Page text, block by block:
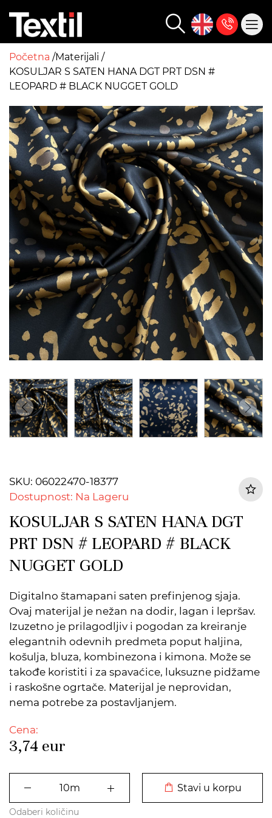
Početna Materijali
KOSULJAR S SATEN HANA DGT PRT DSN #
LEOPARD # BLACK NUGGET GOLD
SKU: 06022470-18377
Dostupnost: Na Lageru
KOSULJAR S SATEN HANA DGT
PRT DSN # LEOPARD # BLACK
NUGGET GOLD
Digitalno štamapani saten prefinjenog sjaja.
Ovaj materijal je nežan na dodir, lagan i lepršav.
Izuzetno je prilagodljiv i pogodan za kreiranje
elegantnih odevnih predmeta poput haljina,
košulja, bluza, kombinezona i kimona. Može se
takođe koristiti i za spavaćice, luksuzne pidžame
i raskošne ogrtače. Materijal je neprovidan,
nema potrebe za postavljanjem.
Cena:
3,74 eur
Stavi u korpu
Odaberi količinu